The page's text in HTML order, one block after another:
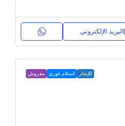
البريد الإلكتروني
للإيجار استلام فوري مفروش